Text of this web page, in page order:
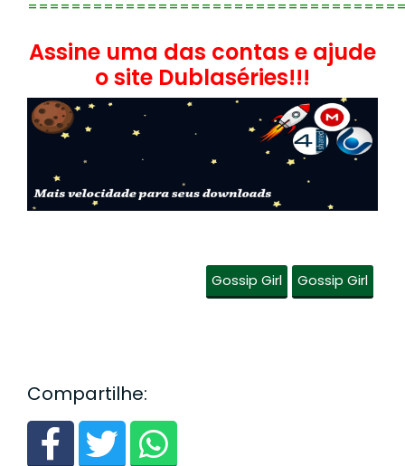
Assine uma das contas e ajude
o site Dublaséries!!!
Gossip Girl Gossip Girl
Compartilhe: